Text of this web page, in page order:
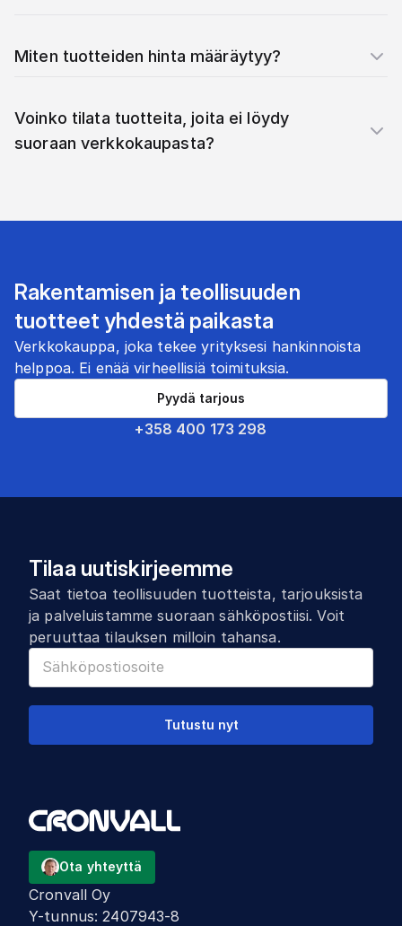
Miten tuotteiden hinta määräytyy?
Voinko tilata tuotteita, joita ei löydy
suoraan verkkokaupasta?
Rakentamisen ja teollisuuden
tuotteet yhdestä paikasta
Verkkokauppa, joka tekee yrityksesi hankinnoista
helppoa. Ei enää virheellisiä toimituksia.
+358 400 173 298
Pyydä tarjous
Tilaa uutiskirjeemme
Saat tietoa teollisuuden tuotteista, tarjouksista
ja palveluistamme suoraan sähköpostiisi. Voit
peruuttaa tilauksen milloin tahansa.
Tutustu nyt
Ota yhteyttä
Cronvall Oy
Y-tunnus:2407943-8